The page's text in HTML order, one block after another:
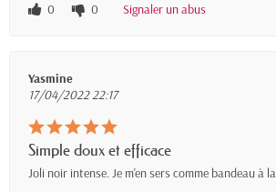
0
0 Signaler un abus
Yasmine
17/04/2022 22:17
Simple doux et efficace
Joli noir intense. Je m'en sers comme bandeau à